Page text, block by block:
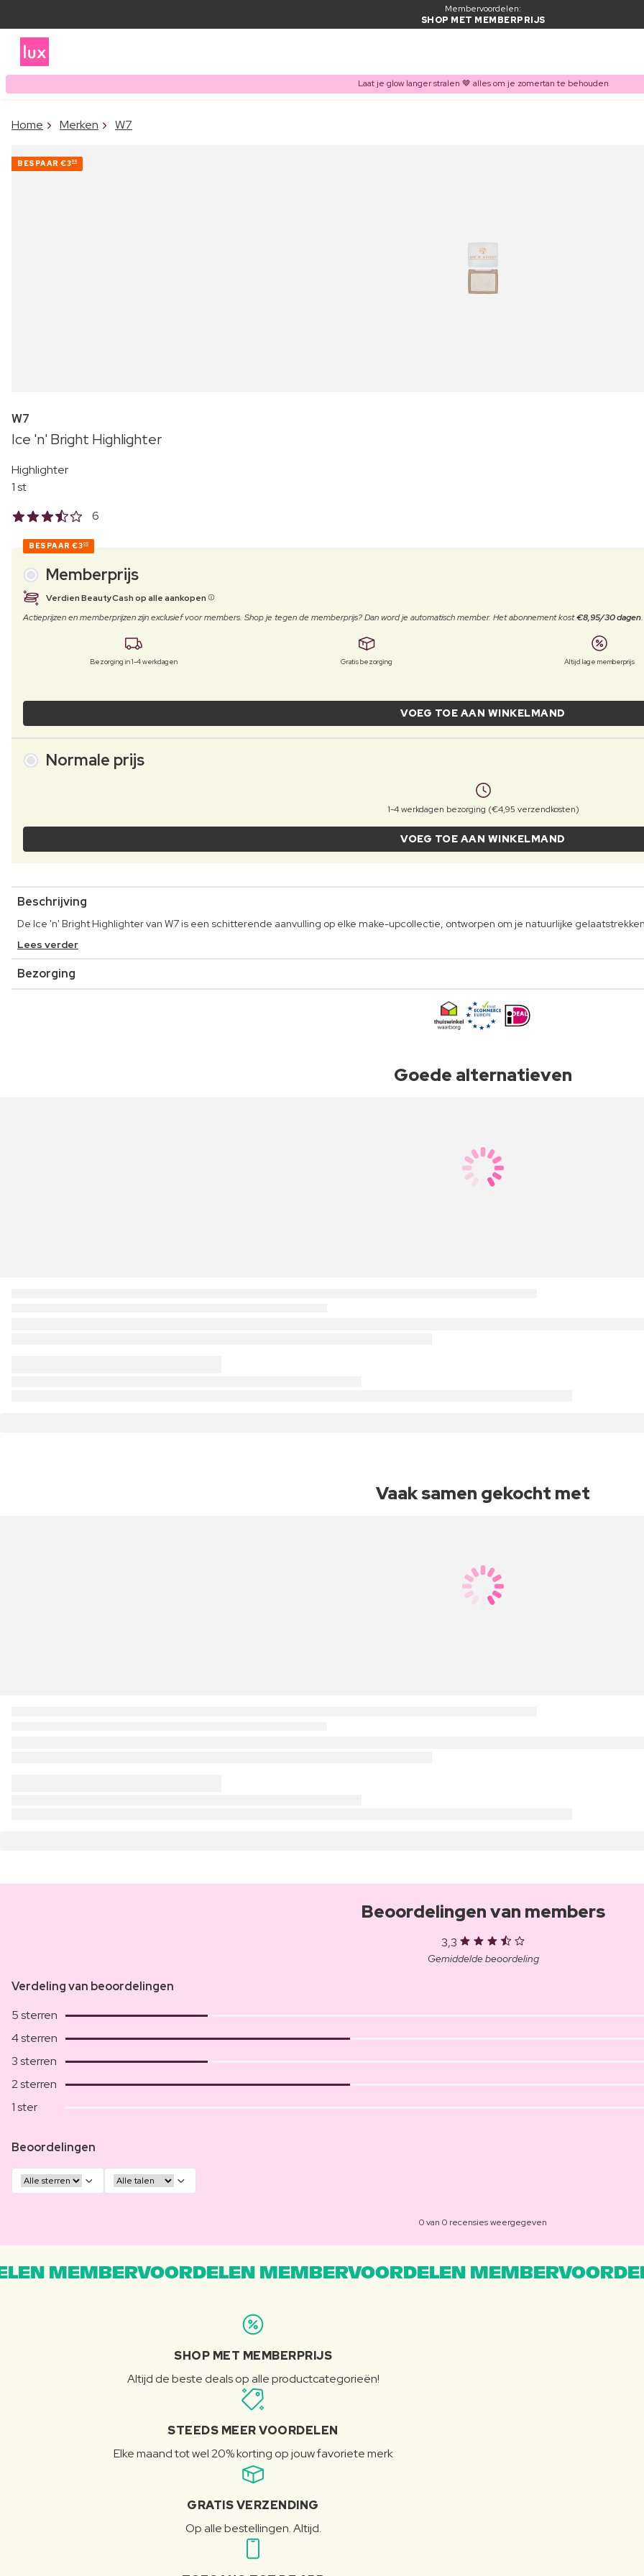
Membervoordelen:
SHOP MET MEMBERPRIJS
Laat je glow langer stralen 🤎 alles om je zomertan te behouden
Home Merken W7
BESPAAR €300
W7
Ice 'n' Bright Highlighter
Highlighter
1 st
6
BESPAAR €300
Memberprijs
Verdien BeautyCash op alle aankopen
Actieprijzen en memberprijzen zijn exclusief voor members. Shop je tegen de memberprijs? Dan word je automatisch member. Het abonnement kost€8,95/30 dagen
Bezorging in 1-4 werkdagen Gratis bezorging Altijd lage memberprijs
VOEG TOE AAN WINKELMAND
Normale prijs
1-4 werkdagen bezorging (€4,95 verzendkosten)
VOEG TOE AAN WINKELMAND
Beschrijving
De Ice 'n' Bright Highlighter van W7 is een schitterende aanvulling op elke make-upcollectie, ontworpen om je natuurlijke
Lees verder
Bezorging
Goede alternatieven
Vaak samen gekocht met
Beoordelingen van members
3,3
Gemiddelde beoordeling
Verdeling van beoordelingen
5 sterren
4 sterren
3 sterren
2 sterren
1 ster
Beoordelingen
0 van 0 recensies weergegeven
MEMBERVOORDELEN MEMBERVOORDELEN
SHOP MET MEMBERPRIJS
Altijd de beste deals op alle productcategorieën!
STEEDS MEER VOORDELEN
Elke maand tot wel 20% korting op jouw favoriete merk
GRATIS VERZENDING
Op alle bestellingen. Altijd.